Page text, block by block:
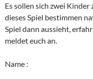
Es sollen sich zwei
dieses Spiel bestimmen
Spiel dann aussieht,
meldet euch an.
Name :